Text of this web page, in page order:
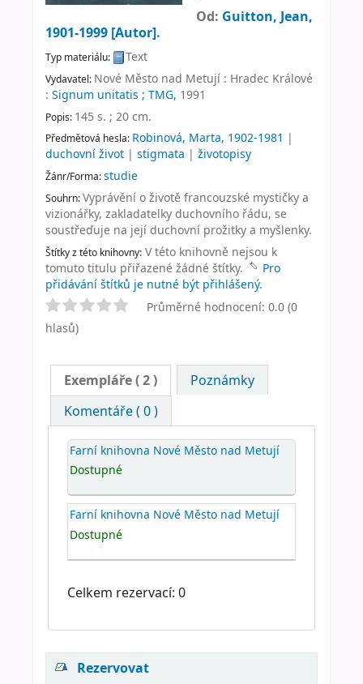
Od: Guitton, Jean,
1901-1999 [Autor].
Typ materiálu: Text
Vydavatel: Nové Město nad Metují : Hradec Králové
: Signum unitatis ; TMG, 1991
Popis: 145 s. ; 20 cm.
Předmětová hesla: Robinová, Marta, 1902-1981 |
duchovní život | stigmata | životopisy
Žánr/Forma:studie
Souhrn:Vyprávění o životě francouzské mystičky a
vizionářky, zakladatelky duchovního řádu, se
soustřeďuje na její duchovní prožitky a myšlenky.
Štítky z této knihovny: V této knihovně nejsou k
tomuto titulu přiřazené žádné štítky.
Pro
přidávání štítků je nutné být přihlášený.
Průměrné hodnocení: 0.0 (0
hlasů)
Exempláře( 2 )
Poznámky
Komentáře ( 0 )
Farní knihovna Nové Město nad Metují
Dostupné
Farní knihovna Nové Město nad Metují
Dostupné
Celkem rezervací: 0
Rezervovat